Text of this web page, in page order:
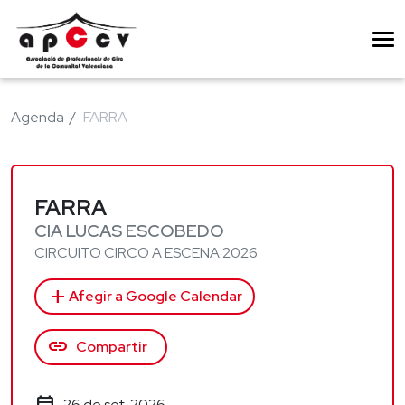
Agenda FARRA
FARRA
CIA LUCAS ESCOBEDO
CIRCUITO CIRCO A ESCENA 2026
add Afegir a Google Calendar
link Compartir